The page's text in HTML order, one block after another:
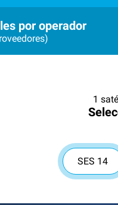
por operador
1
SES 14